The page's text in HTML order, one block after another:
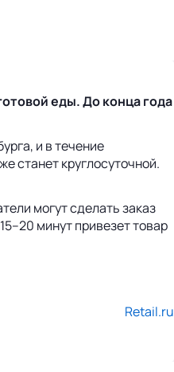
еды. До конца года
и в течение
станет круглосуточной.
могут сделать заказ
минут привезет товар
Retail.ru